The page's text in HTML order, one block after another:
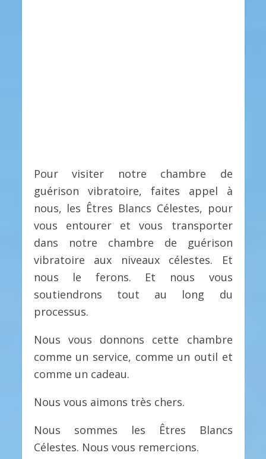
Pour visiter notre chambre de
guérison vibratoire, faites appel à
nous, les Êtres Blancs Célestes, pour
vous entourer et vous transporter
dans notre chambre de guérison
vibratoire aux niveaux célestes. Et
nous le ferons. Et nous vous
soutiendrons tout au long du
processus.
Nous vous donnons cette chambre
comme un service, comme un outil et
comme un cadeau.
Nous vous aimons très chers.
Nous sommes les Êtres Blancs
Célestes. Nous vous remercions.